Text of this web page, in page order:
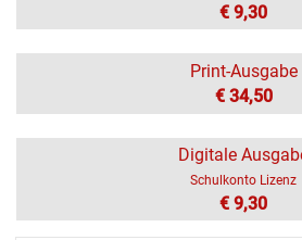
€ 9,30
Print-Ausgabe
€ 34,50
Digitale
Schulkonto Lizenz
€ 9,30